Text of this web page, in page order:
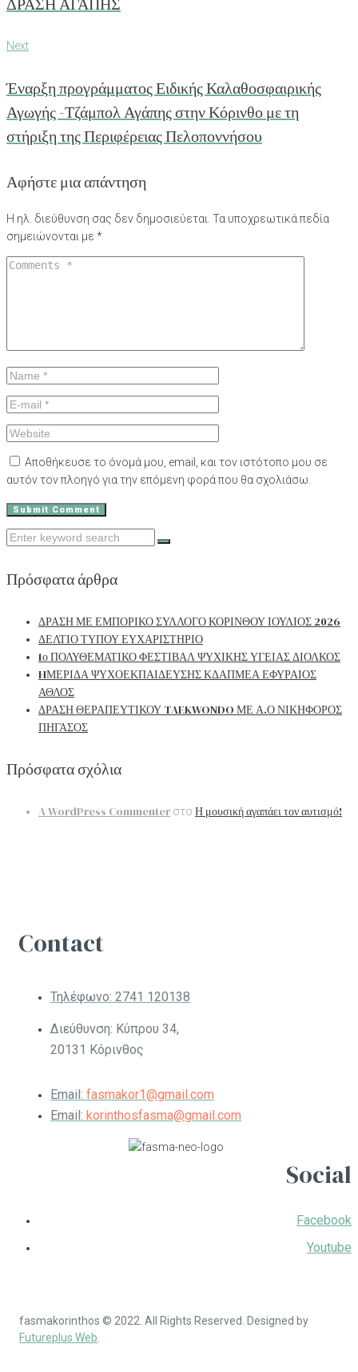
Next
Next
Έναρξη προγράμματος Ειδικής Καλαθοσφαιρικής
Αγωγής -Τζάμπολ Αγάπης στην Κόρινθο με τη
στήριξη της Περιφέρειας Πελοποννήσου
Αφήστε μια απάντηση
Η ηλ. διεύθυνση σας δεν δημοσιεύεται. Τα υποχρεωτικά πεδία
σημειώνονται με *
Αποθήκευσε το όνομά μου, email, και τον ιστότοπο μου σε
αυτόν τον πλοηγό για την επόμενη φορά που θα σχολιάσω.
Search
Πρόσφατα άρθρα
ΔΡΑΣΗ ΜΕ ΕΜΠΟΡΙΚΟ ΣΥΛΛΟΓΟ ΚΟΡΙΝΘΟΥ ΙΟΥΛΙΟΣ 2026
ΔΕΛΤΙΟ ΤΥΠΟΥ ΕΥΧΑΡΙΣΤΗΡΙΟ
1ο ΠΟΛΥΘΕΜΑΤΙΚΟ ΦΕΣΤΙΒΑΛ ΨΥΧΙΚΗΣ ΥΓΕΙΑΣ ΔΙΟΛΚΟΣ
HΜΕΡΙΔΑ ΨΥΧΟΕΚΠΑΙΔΕΥΣΗΣ ΚΔΑΠΜΕΑ ΕΦΥΡΑΙΟΣ
ΑΘΛΟΣ
ΔΡΑΣΗ ΘΕΡΑΠΕΥΤΙΚΟΥ TAEKWONDO ΜΕ Α.Ο ΝΙΚΗΦΟΡΟΣ
ΠΗΓΑΣΟΣ
Πρόσφατα σχόλια
A WordPress Commenter στο Η μουσική αγαπάει τον αυτισμό!
Contact
Τηλέφωνο: 2741 120138
Διεύθυνση: Κύπρου 34,
20131 Κόρινθος
Email: fasmakor1@gmail.com
Email: korinthosfasma@gmail.com
Social
Facebook
Youtube
fasmakorinthos © 2022. All Rights Reserved. Designed by
Futureplus Web.